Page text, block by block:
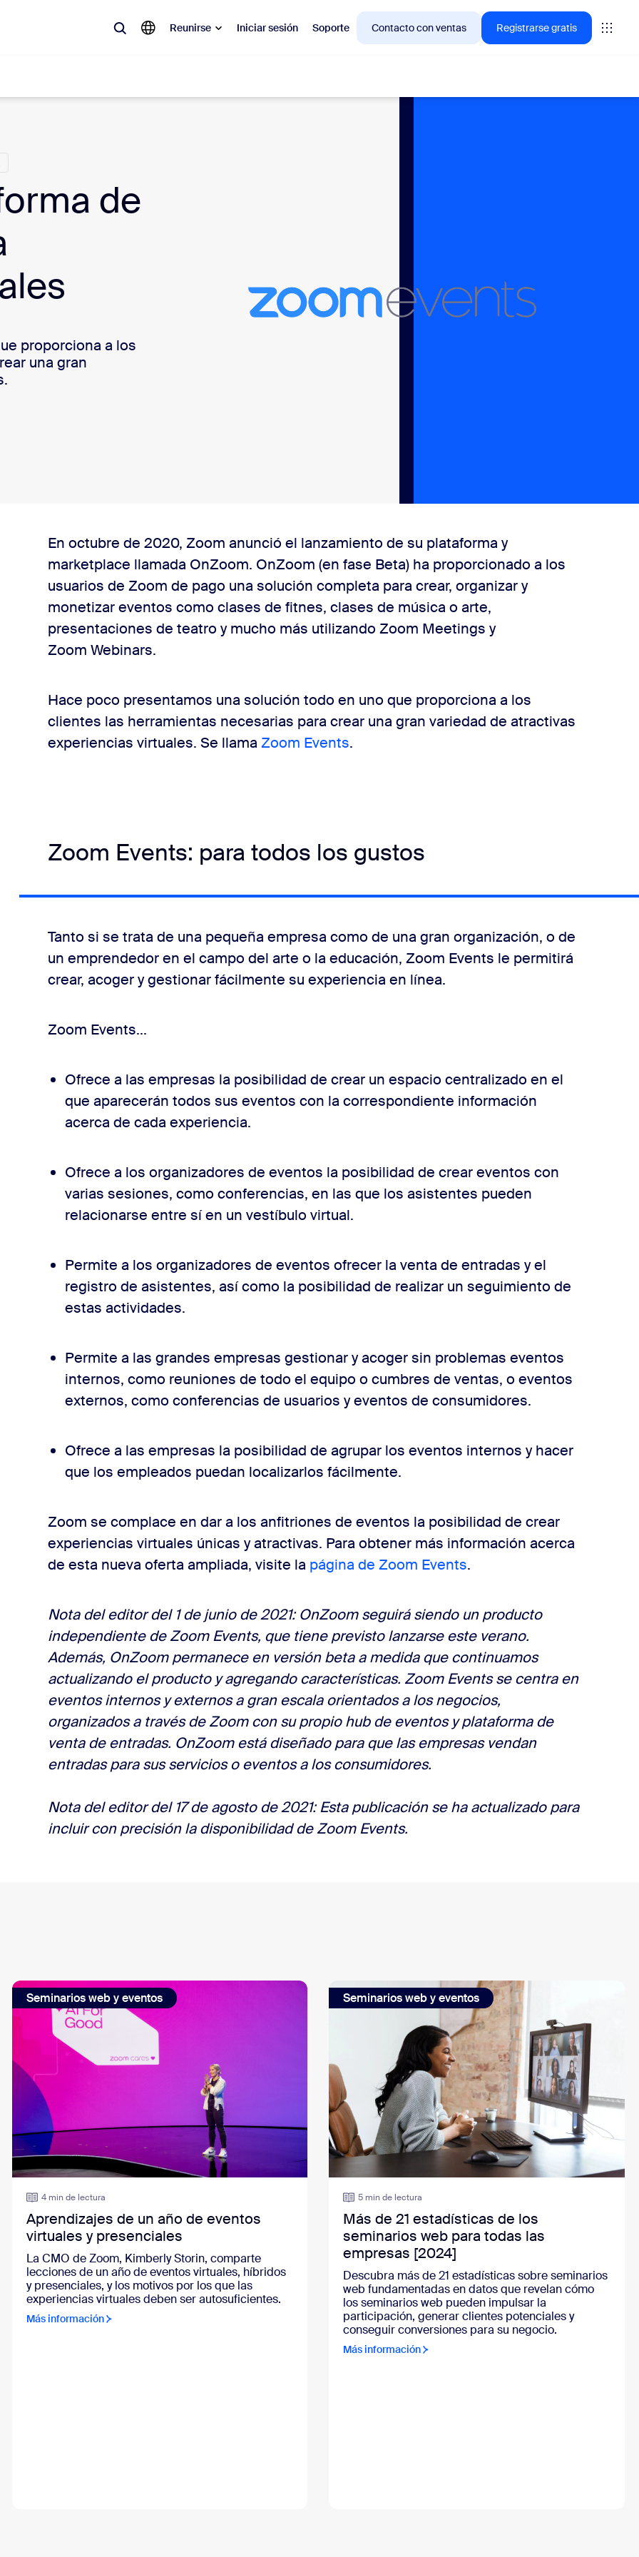
Reunirse Iniciar sesión Soporte Contacto con ventas Registrarse gratis
Información de CX
de
proporciona a los
una gran
En octubre de 2020, Zoom anunció el lanzamiento de su plataforma y
marketplace llamada OnZoom. OnZoom (en fase Beta) ha proporcionado a los
usuarios de Zoom de pago una solución completa para crear, organizar y
monetizar eventos como clases de fitnes, clases de música o arte,
presentaciones de teatro y mucho más utilizando Zoom Meetings y
Zoom Webinars.
Hace poco presentamos una solución todo en uno que proporciona a los
clientes las herramientas necesarias para crear una gran variedad de atractivas
experiencias virtuales. Se llama Zoom Events.
Zoom Events: para todos los gustos
Tanto si se trata de una pequeña empresa como de una gran organización, o de
un emprendedor en el campo del arte o la educación, Zoom Events le permitirá
crear, acoger y gestionar fácilmente su experiencia en línea.
Zoom Events...
Ofrece a las empresas la posibilidad de crear un espacio centralizado en el
que aparecerán todos sus eventos con la correspondiente información
acerca de cada experiencia.
Ofrece a los organizadores de eventos la posibilidad de crear eventos con
varias sesiones, como conferencias, en las que los asistentes pueden
relacionarse entre sí en un vestíbulo virtual.
Permite a los organizadores de eventos ofrecer la venta de entradas y el
registro de asistentes, así como la posibilidad de realizar un seguimiento de
estas actividades.
Permite a las grandes empresas gestionar y acoger sin problemas eventos
internos, como reuniones de todo el equipo o cumbres de ventas, o eventos
externos, como conferencias de usuarios y eventos de consumidores.
Ofrece a las empresas la posibilidad de agrupar los eventos internos y hacer
que los empleados puedan localizarlos fácilmente.
Zoom se complace en dar a los anfitriones de eventos la posibilidad de crear
experiencias virtuales únicas y atractivas. Para obtener más información acerca
de esta nueva oferta ampliada, visite la página de Zoom Events.
Nota del editor del 1 de junio de 2021: OnZoom seguirá siendo un producto
independiente de Zoom Events, que tiene previsto lanzarse este verano.
Además, OnZoom permanece en versión beta a medida que continuamos
actualizando el producto y agregando características. Zoom Events se centra en
eventos internos y externos a gran escala orientados a los negocios,
organizados a través de Zoom con su propio hub de eventos y plataforma de
venta de entradas. OnZoom está diseñado para que las empresas vendan
entradas para sus servicios o eventos a los consumidores.
Nota del editor del 17 de agosto de 2021: Esta publicación se ha actualizado para
incluir con precisión la disponibilidad de Zoom Events.
Seminarios web y eventos
4 min de lectura
Aprendizajes de un año de eventos
virtuales y presenciales
La CMO de Zoom, Kimberly Storin, comparte
lecciones de un año de eventos virtuales, híbridos
y presenciales, y los motivos por los que las
experiencias virtuales deben ser autosuficientes.
Más información
Seminarios web y eventos
5 min de lectura
Más de 21 estadísticas de los
seminarios web para todas las
empresas [2024]
Descubra más de 21 estadísticas sobre seminarios
web fundamentadas en datos que revelan cómo
los seminarios web pueden impulsar la
participación, generar clientes potenciales y
conseguir conversiones para su negocio.
Más información